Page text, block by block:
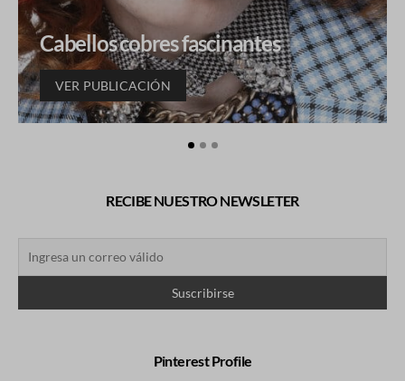
Cabellos cobres fascinantes
VER PUBLICACIÓN
RECIBE NUESTRO NEWSLETER
Pinterest Profile